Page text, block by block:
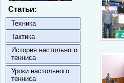
Статьи:
Техника
Тактика
История настольного
тенниса
Уроки настольного
тенниса